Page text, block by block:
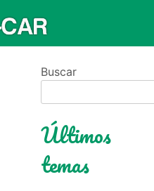
Buscar
Últimos
temas